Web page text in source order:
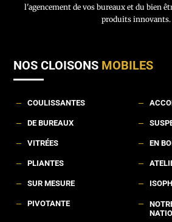
l'agencement de vos bureaux et du bien
produits innovants.
NOS CLOISONS MOBILES
K COULISSANTES K
K DE BUREAUX K
K VITRÉES K EN
K PLIANTES K
K SUR MESURE K
K PIVOTANTE K